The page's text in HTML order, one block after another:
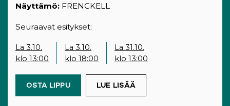
Näyttämö: FRENCKELL
Seuraavat esitykset:
La 3.10.
klo 13:00
La 3.10.
klo 18:00
La 31.10.
klo 13:00
OSTA LIPPU(OPENS IN A NEW TAB)
LUE LISÄÄ